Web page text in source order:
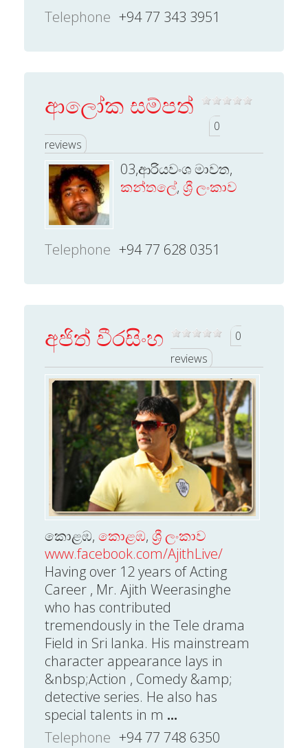
Telephone +94 77 343 3951
ආලෝක සම්පත්
0
reviews
03,ආරියවංශ මාවත,
කන්තලේ, ශ්‍රී ලංකාව
Telephone +94 77 628 0351
අජිත් වීරසිංහ
0
reviews
කොළඹ, කොළඹ, ශ්‍රී ලංකාව
www.facebook.com/AjithLive/
Having over 12 years of Acting
Career , Mr. Ajith Weerasinghe
who has contributed
tremendously in the Tele drama
Field in Sri lanka. His mainstream
character appearance lays in
&nbsp;Action , Comedy &amp;
detective series. He also has
special talents in m ...
Telephone +94 77 748 6350